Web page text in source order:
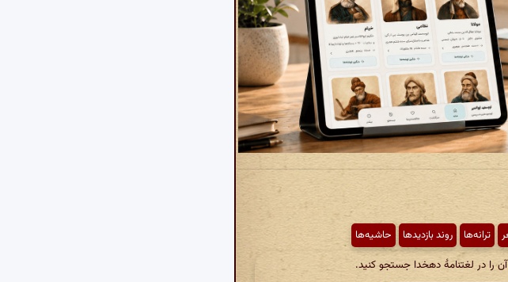
ترانه‌ها روند بازدیدها حاشیه‌ها
را در لغتنامهٔ دهخدا جستجو کنید.